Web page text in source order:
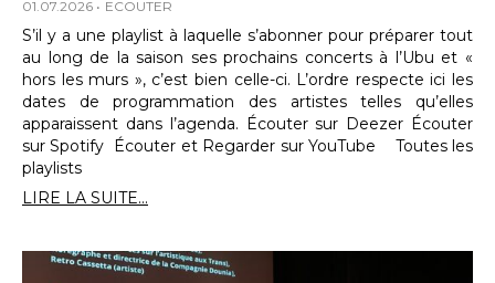
01.07.2026 ECOUTER
S’il y a une playlist à laquelle s’abonner pour préparer tout
au long de la saison ses prochains concerts à l’Ubu et «
hors les murs », c’est bien celle-ci. L’ordre respecte ici les
dates de programmation des artistes telles qu’elles
apparaissent dans l’agenda. Écouter sur Deezer Écouter
sur Spotify Écouter et Regarder sur YouTube Toutes les
playlists
LIRE LA SUITE...